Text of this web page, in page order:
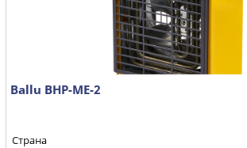
Ballu BHP-ME-2
Страна